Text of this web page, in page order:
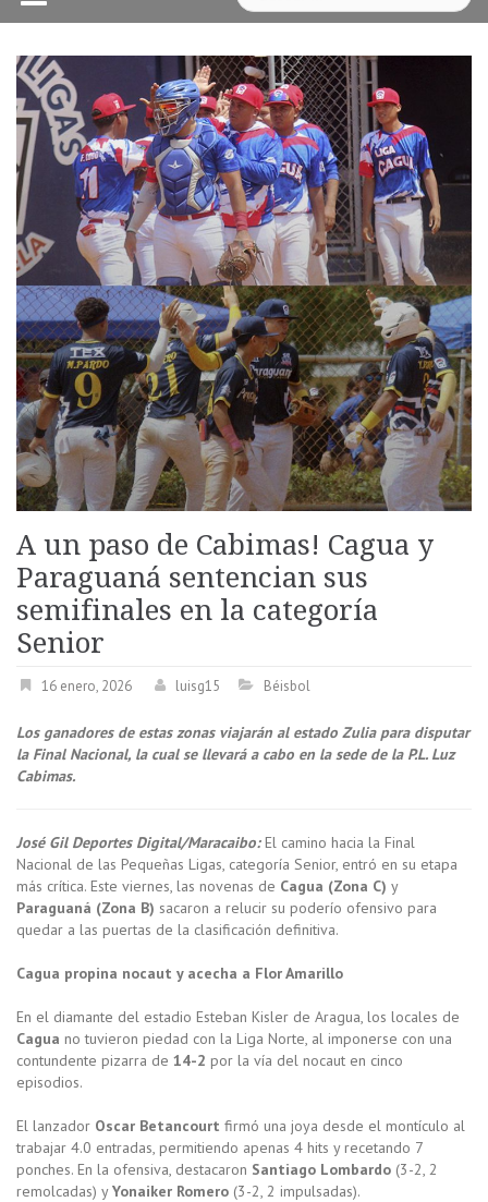
A un paso de Cabimas! Cagua y
Paraguaná sentencian sus
semifinales en la categoría
Senior
16 enero, 2026 luisg15 Béisbol
Los ganadores de estas zonas viajarán al estado Zulia para disputar
la Final Nacional, la cual se llevará a cabo en la sede de la P.L. Luz
Cabimas.
José Gil Deportes Digital/Maracaibo:El camino hacia la Final
Nacional de las Pequeñas Ligas, categoría Senior, entró en su etapa
más crítica. Este viernes, las novenas de Cagua (Zona C) y
Paraguaná (Zona B) sacaron a relucir su poderío ofensivo para
quedar a las puertas de la clasificación definitiva.
Cagua propina nocaut y acecha a Flor Amarillo
En el diamante del estadio Esteban Kisler de Aragua, los locales de
Cagua no tuvieron piedad con la Liga Norte, al imponerse con una
contundente pizarra de 14-2 por la vía del nocaut en cinco
episodios.
El lanzador Oscar Betancourt firmó una joya desde el montículo al
trabajar 4.0 entradas, permitiendo apenas 4 hits y recetando 7
ponches. En la ofensiva, destacaron Santiago Lombardo (3-2, 2
remolcadas) yYonaiker Romero (3-2, 2 impulsadas).